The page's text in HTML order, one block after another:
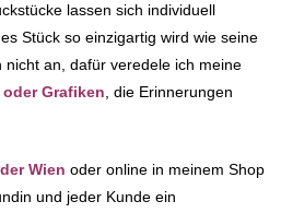
lassen sich individuell
Stück so einzigartig wird wie seine
an, dafür veredele ich meine
Grafiken , die Erinnerungen
Wien oder online in meinem Shop
und jeder Kunde ein